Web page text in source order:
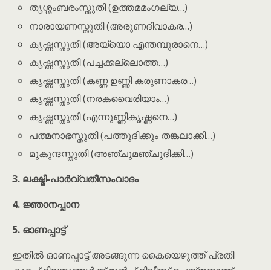
തൃശ്ശംബരംസ്തുതി (ഉത്തമമംഗല്യ…)
നാരായണസ്തുതി (അരുണദിവാകര…)
കൃഷ്ണസ്തുതി (അയ്യൊ എന്തമ്പുരാനെ…)
കൃഷ്ണസ്തുതി (പച്ചക്കല്ലൊത്ത…)
കൃഷ്ണസ്തുതി (കണ്ണ ഉണ്ണി കരുണാകര…)
കൃഷ്ണസ്തുതി (നരകവൈരിയാം…)
കൃഷ്ണസ്തുതി (എന്നുണ്ണികൃഷ്ണനെ…)
പത്മനാഭസ്തുതി (പത്തുദിക്കും തങ്കലാക്കി…)
മുകുന്ദസ്തുതി (അഞ്ചുമഞ്ചുദിക്കി…)
3. ലക്ഷ്മീ-പാർവ്വതീസംവാദം
4. ജ്ഞാനപ്പാന
5. ഓണപ്പാട്ട്
ഇതിൽ ഓണപ്പാട്ട് അടങ്ങുന്ന കൈയെഴുത്ത് പ്രതി